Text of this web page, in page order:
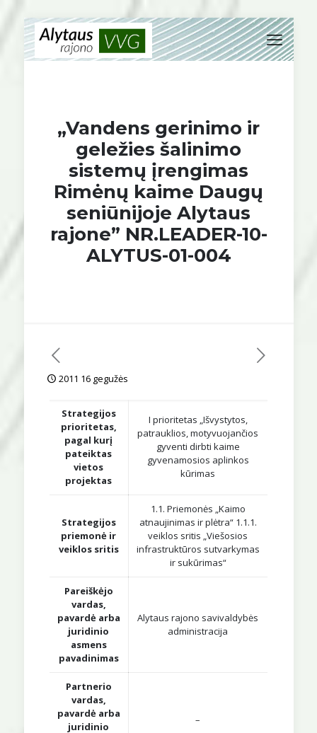
„Vandens gerinimo ir
geležies šalinimo
sistemų įrengimas
Rimėnų kaime Daugų
seniūnijoje Alytaus
rajone” NR.LEADER-10-
ALYTUS-01-004
2011 16 gegužės
Strategijos
prioritetas,
pagal kurį
pateiktas
vietos
projektas
I prioritetas „Išvystytos,
patrauklios, motyvuojančios
gyventi dirbti kaime
gyvenamosios aplinkos
kūrimas
Strategijos
priemonė ir
veiklos sritis
1.1. Priemonės „Kaimo
atnaujinimas ir plėtra“ 1.1.1.
veiklos sritis „Viešosios
infrastruktūros sutvarkymas
ir sukūrimas“
Pareiškėjo
vardas,
pavardė arba
juridinio
asmens
pavadinimas
Alytaus rajono savivaldybės
administracija
Partnerio
vardas,
pavardė arba
juridinio
–